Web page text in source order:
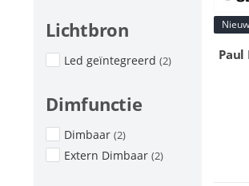
Lichtbron
Led geïntegreerd (2)
Dimfunctie
Dimbaar (2)
Extern Dimbaar (2)
Nieuw
Paul